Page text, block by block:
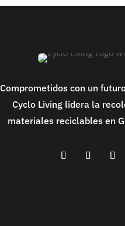
Comprometidos con un
Cyclo Living lidera la
materiales reciclables en